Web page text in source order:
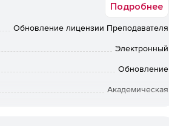
учащихся, или изображение с
Подробнее
Обновление лицензии Преподавателя
Электронный
Обновление
Академическая